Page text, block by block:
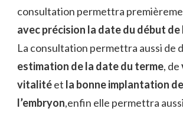
consultation permettra
avec précision la date du début
La consultation permettra aussi de
estimation de la date du terme, de
vitalitéet la bonne implantation de
l’embryon,enfin elle permettra